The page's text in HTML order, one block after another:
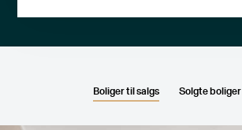
Boliger til salgs Solgte boliger